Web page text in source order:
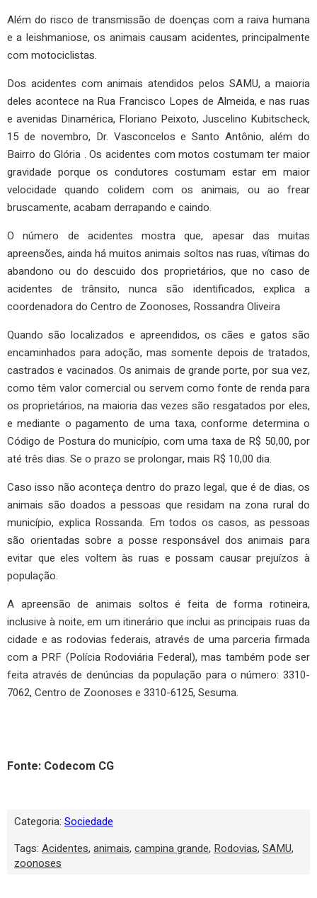
Além do risco de transmissão de doenças com a raiva humana
e a leishmaniose, os animais causam acidentes, principalmente
com motociclistas.
Dos acidentes com animais atendidos pelos SAMU, a maioria
deles acontece na Rua Francisco Lopes de Almeida, e nas ruas
e avenidas Dinamérica, Floriano Peixoto, Juscelino Kubitscheck,
15 de novembro, Dr. Vasconcelos e Santo Antônio, além do
Bairro do Glória . Os acidentes com motos costumam ter maior
gravidade porque os condutores costumam estar em maior
velocidade quando colidem com os animais, ou ao frear
bruscamente, acabam derrapando e caindo.
O número de acidentes mostra que, apesar das muitas
apreensões, ainda há muitos animais soltos nas ruas, vítimas do
abandono ou do descuido dos proprietários, que no caso de
acidentes de trânsito, nunca são identificados, explica a
coordenadora do Centro de Zoonoses, Rossandra Oliveira
Quando são localizados e apreendidos, os cães e gatos são
encaminhados para adoção, mas somente depois de tratados,
castrados e vacinados. Os animais de grande porte, por sua vez,
como têm valor comercial ou servem como fonte de renda para
os proprietários, na maioria das vezes são resgatados por eles,
e mediante o pagamento de uma taxa, conforme determina o
Código de Postura do município, com uma taxa de R$ 50,00, por
até três dias. Se o prazo se prolongar, mais R$ 10,00 dia.
Caso isso não aconteça dentro do prazo legal, que é de dias, os
animais são doados a pessoas que residam na zona rural do
município, explica Rossanda. Em todos os casos, as pessoas
são orientadas sobre a posse responsável dos animais para
evitar que eles voltem às ruas e possam causar prejuízos à
população.
A apreensão de animais soltos é feita de forma rotineira,
inclusive à noite, em um itinerário que inclui as principais ruas da
cidade e as rodovias federais, através de uma parceria firmada
com a PRF (Polícia Rodoviária Federal), mas também pode ser
feita através de denúncias da população para o número: 3310-
7062, Centro de Zoonoses e 3310-6125, Sesuma.
Fonte: Codecom CG
Categoria: Sociedade
Tags: Acidentes, animais, campina grande, Rodovias, SAMU,
zoonoses